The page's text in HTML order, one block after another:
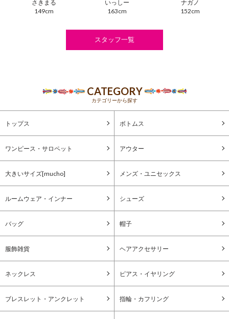
さきまる
149cm
いっしー
163cm
ナガノ
152cm
スタッフ一覧
CATEGORY
カテゴリーから探す
トップス ボトムス
ワンピース・サロペット アウター
大きいサイズ[mucho] メンズ・ユニセックス
ルームウェア・インナー シューズ
バッグ 帽子
服飾雑貨 ヘアアクセサリー
ネックレス ピアス・イヤリング
ブレスレット・アンクレット 指輪・カフリング